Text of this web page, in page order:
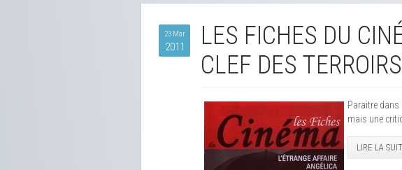
23 Mar
2011
LES FICHES DU
CLEF DES TERROIRS
Paraitre dans
mais une
LIRE LA